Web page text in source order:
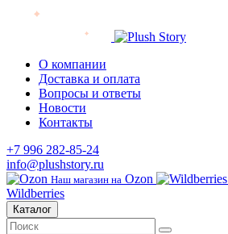
О компании
Доставка и оплата
Вопросы и ответы
Новости
Контакты
+7 996 282-85-24
info@plushstory.ru
Наш магазин на Ozon
Wildberries
Каталог